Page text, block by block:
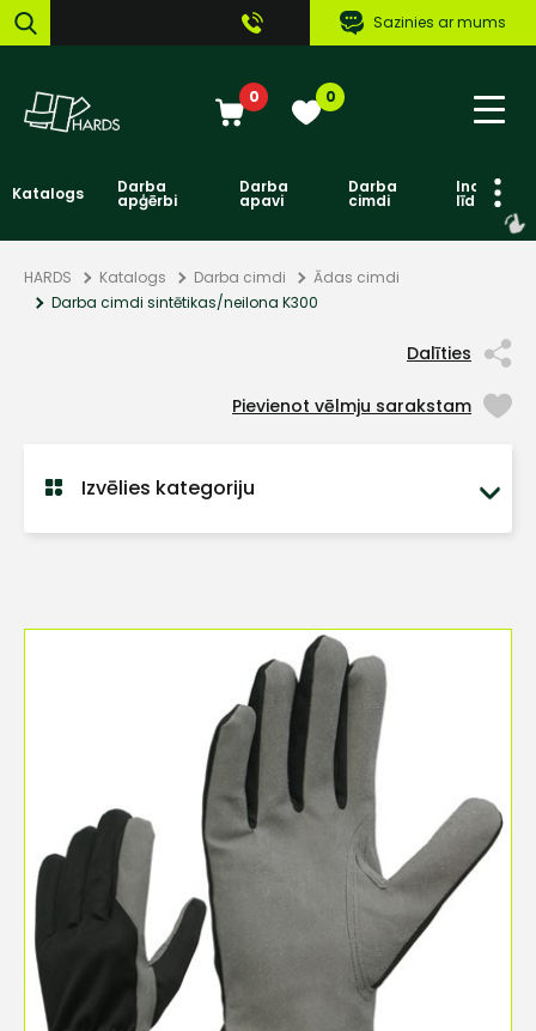
Sazinies ar mums
0 0
Katalogs Darba
apģērbi
Darba
apavi
Darba
cimdi līdzekļi
HARDS Katalogs Darba cimdi
Ādas cimdi
Darba cimdi sintētikas/neilona K300
Dalīties
Pievienot vēlmju sarakstam
Izvēlies kategoriju